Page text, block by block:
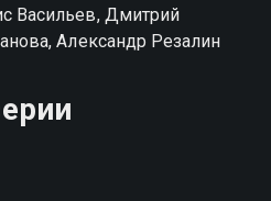
Васильев, Дмитрий
Александр Резалин